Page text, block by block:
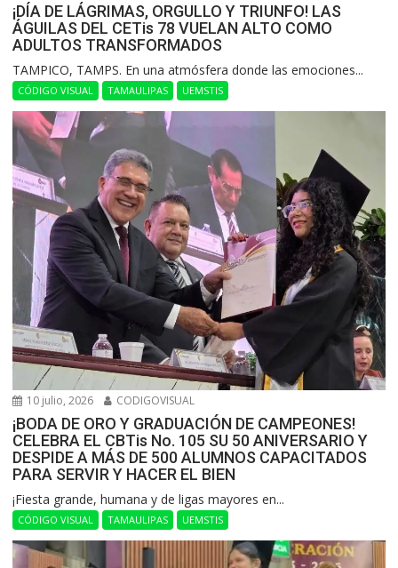
¡DÍA DE LÁGRIMAS, ORGULLO Y TRIUNFO! LAS
ÁGUILAS DEL CETis 78 VUELAN ALTO COMO
ADULTOS TRANSFORMADOS
​TAMPICO, TAMPS. En una atmósfera donde las emociones...
CÓDIGO VISUAL TAMAULIPAS UEMSTIS
10 julio, 2026 CODIGOVISUAL
¡BODA DE ORO Y GRADUACIÓN DE CAMPEONES!
CELEBRA EL CBTis No. 105 SU 50 ANIVERSARIO Y
DESPIDE A MÁS DE 500 ALUMNOS CAPACITADOS
PARA SERVIR Y HACER EL BIEN
​¡Fiesta grande, humana y de ligas mayores en...
CÓDIGO VISUAL TAMAULIPAS UEMSTIS